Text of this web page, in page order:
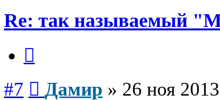
Re: так называемый
#7 Дамир » 26 ноя